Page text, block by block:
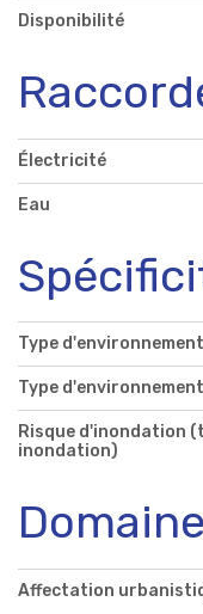
Disponibilité
Électricité
Eau
Type d'environnement
Type
Risque d'inondation
inondation)
Affectation